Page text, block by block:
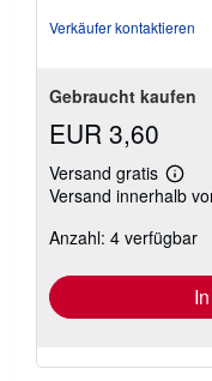
Verkäufer kontaktieren
Gebraucht kaufen
EUR 3,60
Versand gratis
Versand innerhalb
Anzahl: 4 verfügbar